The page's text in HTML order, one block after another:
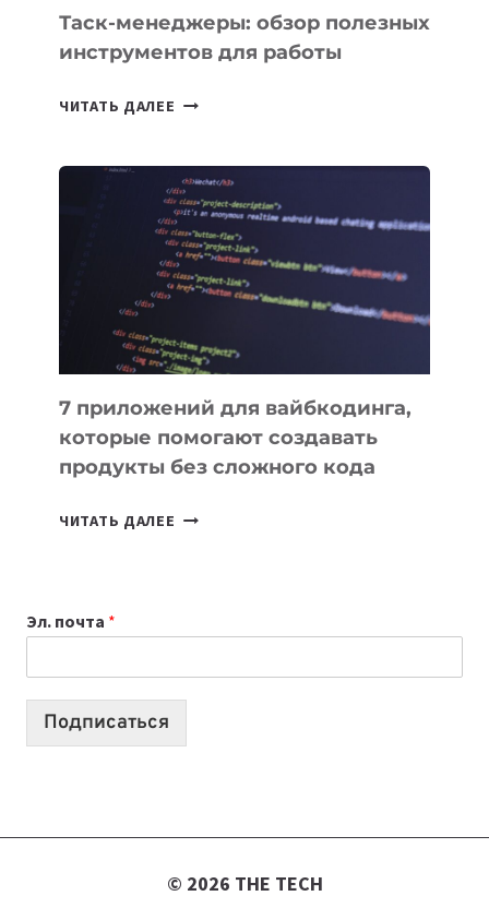
СЕГОДНЯ
Таск-менеджеры: обзор полезных
инструментов для работы
ЧИТАТЬ ДАЛЕЕ ТАСК-
ПОЛЕЗНЫХ
ИНСТРУМЕНТОВ
ДЛЯ
РАБОТЫ
7 приложений для вайбкодинга,
которые помогают создавать
продукты без сложного кода
ЧИТАТЬ ДАЛЕЕ
СОЗДАВАТЬ
ПРОДУКТЫ
Эл. почта *
Подписаться
© 2026 THE TECH